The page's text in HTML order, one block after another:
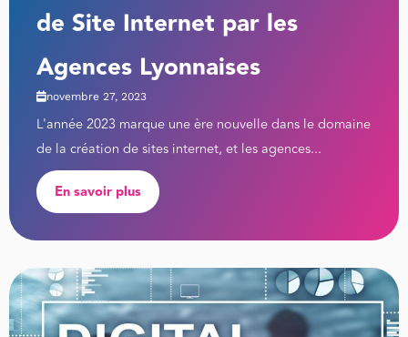
de Site Internet par les
Agences Lyonnaises
novembre 27, 2023
L'année 2023 marque une ère nouvelle dans le domaine
de la création de sites internet, et les agences...
En savoir plus